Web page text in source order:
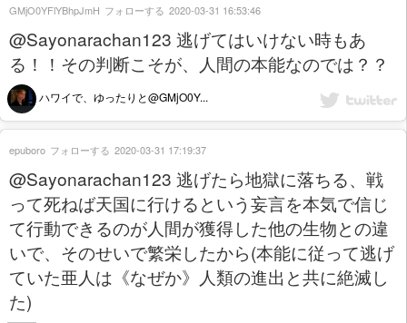
@Sayonarachan123 逃げてはいけない時もあ
る！！その判断こそが、人間の本能なのでは？？
ハワイで、ゆったりと@GMjO0Y...
GMjO0YFlYBhpJmH フォローする 2020-03-31 16:53:46
@Sayonarachan123 逃げたら地獄に落ちる、戦
って死ねば天国に行けるという妄言を本気で信じ
て行動できるのが人間が獲得した他の生物との違
いで、そのせいで繁栄したから(本能に従って逃げ
ていた亜人は《なぜか》人類の進出と共に絶滅し
た)
epuboro フォローする 2020-03-31 17:19:37